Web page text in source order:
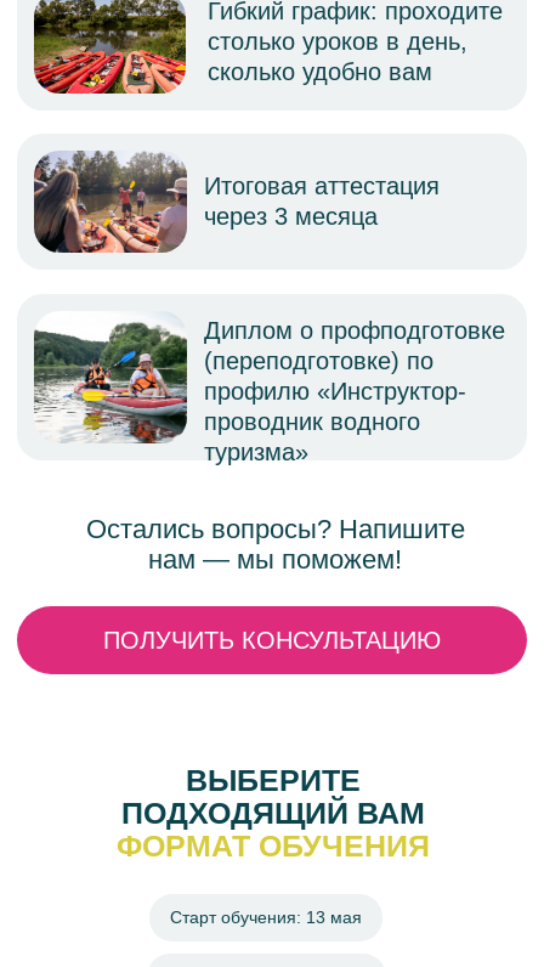
ВЫБЕРИТЕ
ПОДХОДЯЩИЙ ВАМ
ФОРМАТ ОБУЧЕНИЯ
Старт обучения: 13 мая